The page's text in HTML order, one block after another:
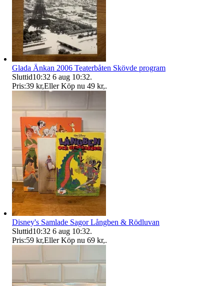
Glada Änkan 2006 Teaterbåten Skövde program
Sluttid10:32 6 aug 10:32.
Pris:39 kr,Eller Köp nu 49 kr,.
Disney's Samlade Sagor Långben & Rödluvan
Sluttid10:32 6 aug 10:32.
Pris:59 kr,Eller Köp nu 69 kr,.